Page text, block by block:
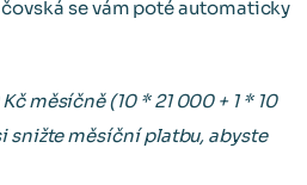
se vám poté automaticky
měsíčně (10 * 21 000 + 1 * 10
snižte měsíční platbu, abyste